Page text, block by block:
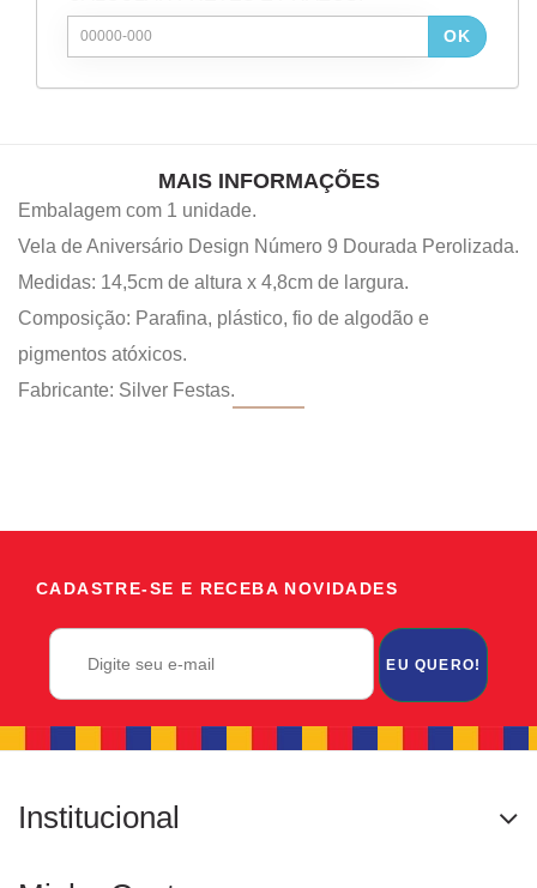
OK
MAIS INFORMAÇÕES
Embalagem com 1 unidade.
Vela de Aniversário Design Número 9 Dourada Perolizada.
Medidas: 14,5cm de altura x 4,8cm de largura.
Composição: Parafina, plástico, fio de algodão e
pigmentos atóxicos.
Fabricante: Silver Festas.
CADASTRE-SE E RECEBA NOVIDADES
EU QUERO!
Institucional